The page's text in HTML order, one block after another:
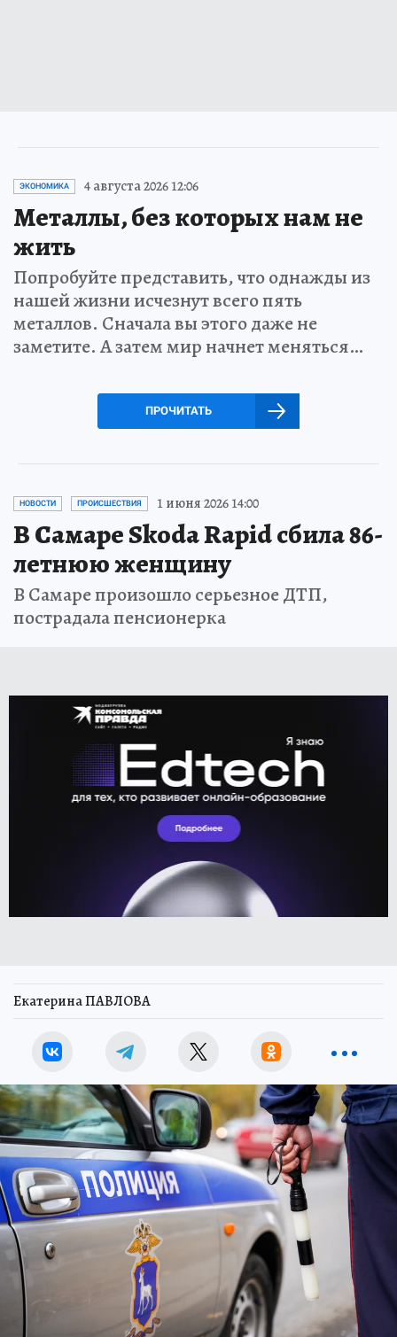
ЭКОНОМИКА 4 августа 2026 12:06
Металлы, без которых нам не
жить
Попробуйте представить, что однажды из
нашей жизни исчезнут всего пять
металлов. Сначала вы этого даже не
заметите. А затем мир начнет меняться…
ПРОЧИТАТЬ
НОВОСТИ ПРОИСШЕСТВИЯ 1 июня 2026 14:00
В Самаре Skoda Rapid сбила 86-
летнюю женщину
В Самаре произошло серьезное ДТП,
пострадала пенсионерка
Екатерина ПАВЛОВА